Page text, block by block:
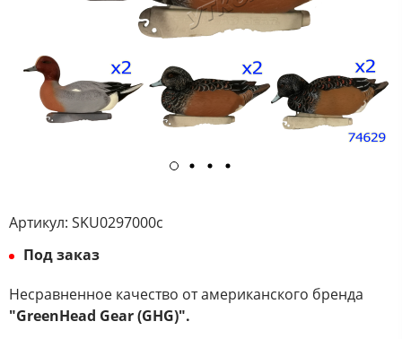
Артикул: SKU0297000с
Под заказ
Несравненное качество от американского бренда
"GreenHead Gear (GHG)".